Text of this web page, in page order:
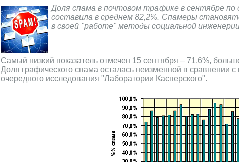
Доля спама в почтовом трафике в сентябре по
составила в среднем 82,2%. Спамеры
в своей "работе" методы социальной
Самый низкий показатель отмечен 15 сентября – 71,6%,
Доля графического спама осталась неизменной в
очередного исследования "Лаборатории Касперского".